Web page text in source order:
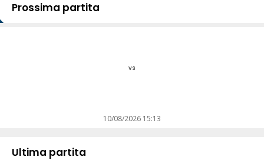
Prossima partita
vs
10/08/2026 15:13
Ultima partita